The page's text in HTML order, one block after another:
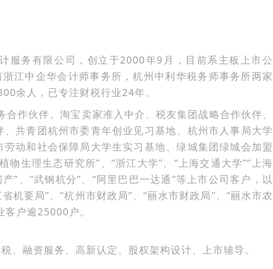
服务有限公司，创立于2000年9月，目前系主板上市公
江中企华会计师事务所，杭州中利华税务师事务所两家
余人，已专注财税行业24年。
作伙伴、淘宝卖家准入中介、税友集团战略合作伙伴、
共青团杭州市委青年创业见习基地、杭州市人事局大学
动和社会保障局大学生实习基地、绿城集团绿城会加盟
生理生态研究所”、“浙江大学”、“上海交通大学”“上海
”、“武钢杭分”、“阿里巴巴一达通”等上市公司客户，以
机要局”、“杭州市财政局”、“丽水市财政局”、“丽水市农
客户逾25000户。
、融资服务、高新认定、股权架构设计、上市辅导。